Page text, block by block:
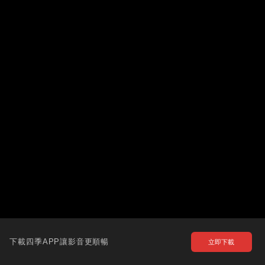
下載四季APP讓影音更順暢 立即下載